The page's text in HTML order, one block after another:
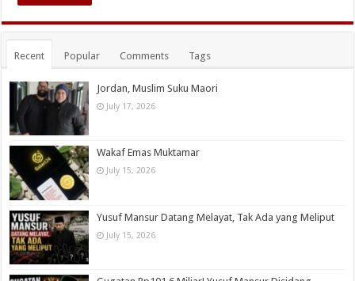
Recent Popular Comments Tags
Jordan, Muslim Suku Maori
July 17, 2026
Wakaf Emas Muktamar
July 15, 2026
Yusuf Mansur Datang Melayat, Tak Ada yang Meliput
July 15, 2026